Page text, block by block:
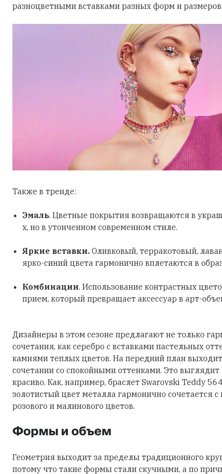
разноцветными вставками разных форм и
Также в тренде:
Эмаль. Цветные покрытия возвращаются в
х, но в утонченном современном стиле.
Яркие вставки. Оливковый, терракотовый,
ярко-синий цвета гармонично вплетаются в
Комбинации. Использование контрастных
прием, который превращает аксессуар в арт-
Дизайнеры в этом сезоне предлагают не только
сочетания, как серебро с вставками пастельных
камнями теплых цветов. На передний план
сочетании со спокойными оттенками. Это
красиво. Как, например, браслет Swarovski Teddy
золотистый цвет металла гармонично сочетается
розового и малинового цветов.
Формы и объем
Геометрия выходит за пределы традиционного
потому что такие формы стали скучными, а по